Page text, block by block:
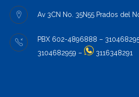
Av 3CN No. 35N55 Prados del
PBX 602-4896888 –
3104682959 –
3116348291